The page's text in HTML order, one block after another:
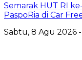
Semarak HUT RI
PaspoRia di Car
Sabtu, 8 Agu 2026